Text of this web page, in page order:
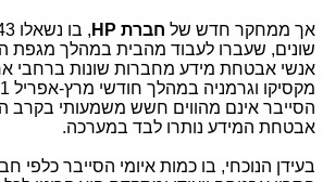
אך ממחקר חדש של חברת HP
אנשי אבטחת מידע מחברות שונות ברחבי
הסייבר אינם מהווים חשש משמעותי בקרב
אבטחת המידע נותרו לבד במערכה.
בעידן הנוכחי, בו כמות איומי הסייבר כלפי